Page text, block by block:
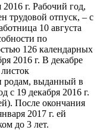
г. Рабочий год,
трудовой отпуск, – с
10 августа
по
126 календарных
2016 г. В декабре
родам, выданный в
с 19 декабря 2016 г.
После окончания
2017 г. ей
до 3 лет.